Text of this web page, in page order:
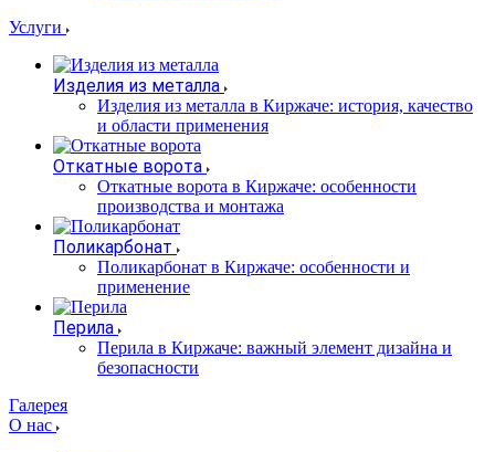
Услуги
Изделия из металла
Изделия из металла в Киржаче: история, качество
и области применения
Откатные ворота
Откатные ворота в Киржаче: особенности
производства и монтажа
Поликарбонат
Поликарбонат в Киржаче: особенности и
применение
Перила
Перила в Киржаче: важный элемент дизайна и
безопасности
Галерея
О нас